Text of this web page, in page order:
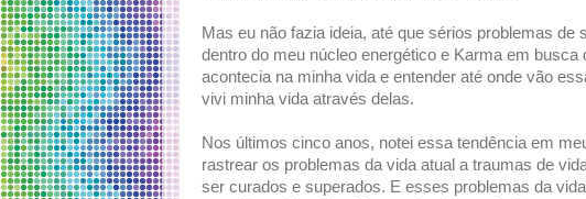
Mas eu não fazia ideia, até que sérios problemas
dentro do meu núcleo energético e Karma em
acontecia na minha vida e entender até onde vão
vivi minha vida através delas.
Nos últimos cinco anos, notei essa tendência em
rastrear os problemas da vida atual a traumas de
ser curados e superados. E esses problemas da